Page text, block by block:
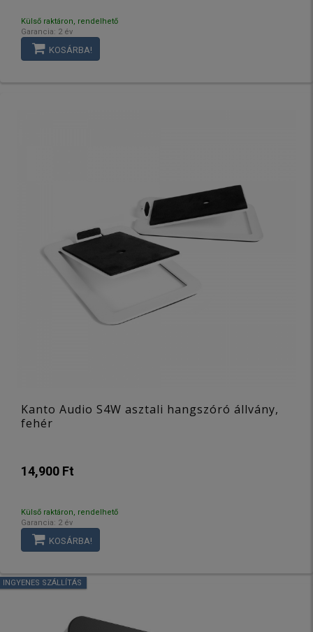
Külső raktáron, rendelhető
Garancia: 2 év
KOSÁRBA!
Kanto Audio S4W asztali hangszóró állvány,
fehér
14,900 Ft
Külső raktáron, rendelhető
Garancia: 2 év
KOSÁRBA!
INGYENES SZÁLLÍTÁS